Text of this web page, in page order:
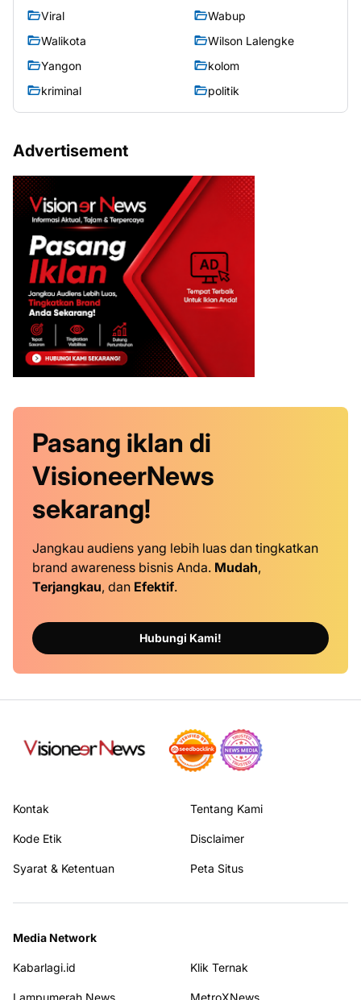
Viral
Wabup
Walikota
Wilson Lalengke
Yangon
kolom
kriminal
politik
Advertisement
Pasang iklan di
VisioneerNews
sekarang!
Jangkau audiens yang lebih luas dan tingkatkan
brand awareness bisnis Anda. Mudah,
Terjangkau, dan Efektif.
Hubungi Kami!
Kontak Tentang Kami
Kode Etik Disclaimer
Syarat & Ketentuan Peta Situs
Media Network
Kabarlagi.id Klik Ternak
Lampumerah News MetroXNews